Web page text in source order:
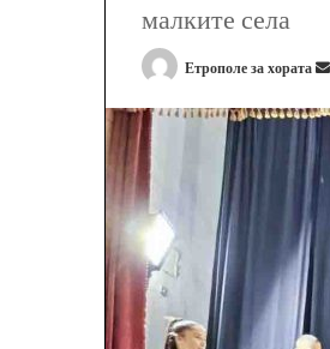
малките села
Етрополе за хората